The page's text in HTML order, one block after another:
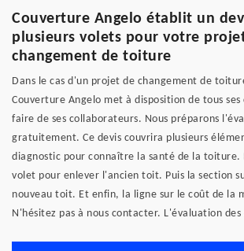
Couverture Angelo établit un
plusieurs volets pour votre
changement de toiture
Dans le cas d'un projet de changement de
Couverture Angelo met à disposition de tous
faire de ses collaborateurs. Nous préparons
gratuitement. Ce devis couvrira plusieurs
diagnostic pour connaître la santé de la toiture.
volet pour enlever l'ancien toit. Puis la section
nouveau toit. Et enfin, la ligne sur le coût de la
N'hésitez pas à nous contacter. L'évaluation